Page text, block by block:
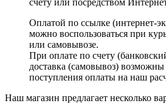
Оплатой по ссылке (интернет-
можно воспользоваться при
или самовывозе.
При оплате по счету
доставка (самовывоз) возможны
поступления оплаты на наш
Наш магазин предлагает несколько